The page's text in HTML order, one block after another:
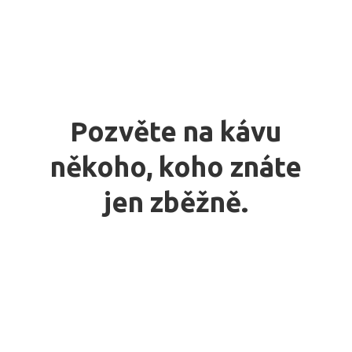
Pozvěte na kávu
někoho, koho znáte
jen zběžně.